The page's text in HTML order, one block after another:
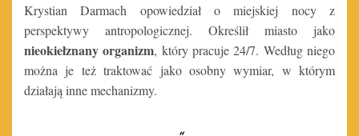
Krystian Darmach opowiedział o miejskiej nocy z
perspektywy antropologicznej. Określił miasto jako
nieokiełznany organizm, który pracuje 24/7. Według niego
można je też traktować jako osobny wymiar, w którym
działają inne mechanizmy.